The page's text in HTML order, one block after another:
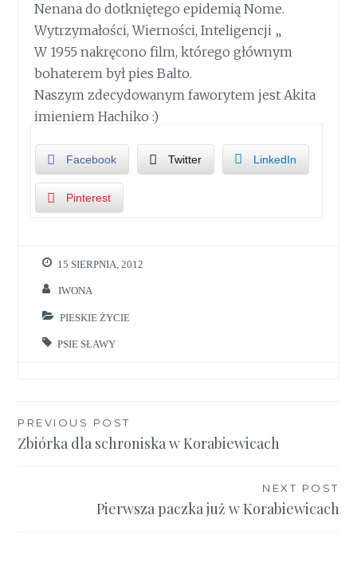
Nenana do dotkniętego epidemią Nome.
Wytrzymałości, Wierności, Inteligencji „
W 1955 nakręcono film, którego głównym
bohaterem był pies Balto.
Naszym zdecydowanym faworytem jest Akita
imieniem Hachiko :)
Facebook Twitter LinkedIn
Pinterest
15 SIERPNIA, 2012
IWONA
PIESKIE ŻYCIE
PSIE SŁAWY
Nawigacja
wpisu
PREVIOUS POST
Zbiórka dla schroniska w Korabiewicach
NEXT POST
Pierwsza paczka już w Korabiewicach